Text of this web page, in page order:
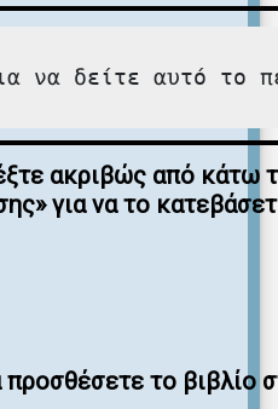
να δείτε αυτό το
ακριβώς από κάτω
για να το
το βιβλίο